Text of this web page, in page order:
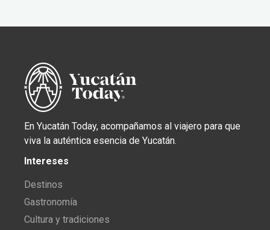
En Yucatán Today, acompañamos al viajero para que
viva la auténtica esencia de Yucatán.
Intereses
Destinos
Gastronomía
Cultura y tradiciones